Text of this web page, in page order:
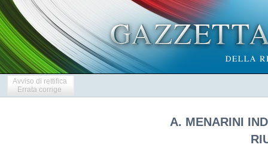
Avviso di rettifica
Errata corrige
A. MENARINI